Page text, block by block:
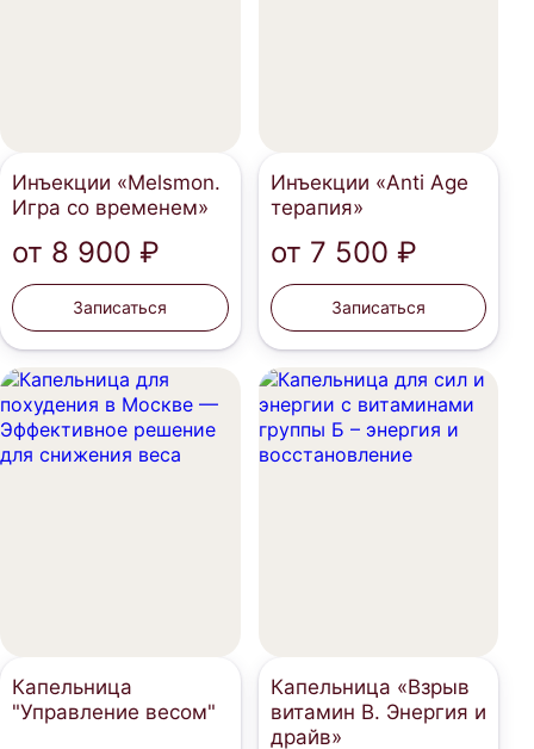
Инъекции «Melsmon.
Игра со временем»
от 8 900 ₽
Записаться
Инъекции «Anti Age
терапия»
от 7 500 ₽
Записаться
Капельница
"Управление весом"
Капельница «Взрыв
витамин В. Энергия и
драйв»